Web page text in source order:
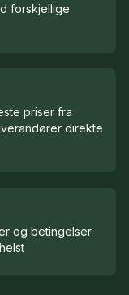
forskjellige
priser fra
direkte
og betingelser